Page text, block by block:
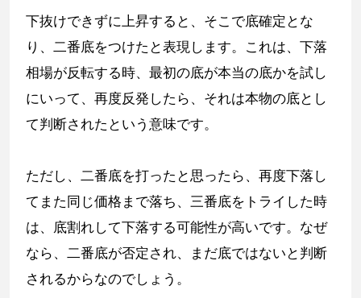
下抜けできずに上昇すると、そこで底確定とな
り、二番底をつけたと表現します。これは、下落
相場が反転する時、最初の底が本当の底かを試し
にいって、再度反発したら、それは本物の底とし
て判断されたという意味です。
ただし、二番底を打ったと思ったら、再度下落し
てまた同じ価格まで落ち、三番底をトライした時
は、底割れして下落する可能性が高いです。なぜ
なら、二番底が否定され、まだ底ではないと判断
されるからなのでしょう。